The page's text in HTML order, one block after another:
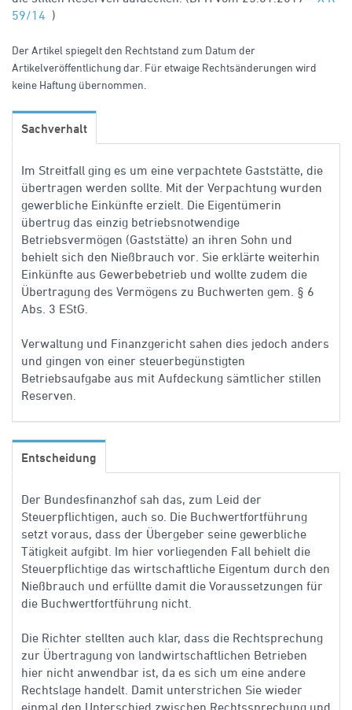
59/14 )
Der Artikel spiegelt den Rechtstand zum Datum der
Artikelveröffentlichung dar. Für etwaige Rechtsänderungen wird
keine Haftung übernommen.
Sachverhalt
Im Streitfall ging es um eine verpachtete Gaststätte, die
übertragen werden sollte. Mit der Verpachtung wurden
gewerbliche Einkünfte erzielt. Die Eigentümerin
übertrug das einzig betriebsnotwendige
Betriebsvermögen (Gaststätte) an ihren Sohn und
behielt sich den Nießbrauch vor. Sie erklärte weiterhin
Einkünfte aus Gewerbebetrieb und wollte zudem die
Übertragung des Vermögens zu Buchwerten gem. § 6
Abs. 3 EStG.
Verwaltung und Finanzgericht sahen dies jedoch anders
und gingen von einer steuerbegünstigten
Betriebsaufgabe aus mit Aufdeckung sämtlicher stillen
Reserven.
Entscheidung
Der Bundesfinanzhof sah das, zum Leid der
Steuerpflichtigen, auch so. Die Buchwertfortführung
setzt voraus, dass der Übergeber seine gewerbliche
Tätigkeit aufgibt. Im hier vorliegenden Fall behielt die
Steuerpflichtige das wirtschaftliche Eigentum durch den
Nießbrauch und erfüllte damit die Voraussetzungen für
die Buchwertfortführung nicht.
Die Richter stellten auch klar, dass die Rechtsprechung
zur Übertragung von landwirtschaftlichen Betrieben
hier nicht anwendbar ist, da es sich um eine andere
Rechtslage handelt. Damit unterstrichen Sie wieder
einmal den Unterschied zwischen Rechtssprechung und